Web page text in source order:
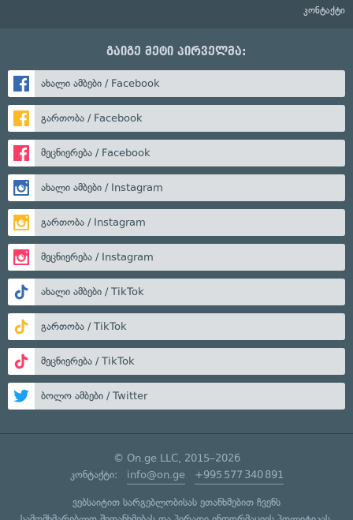
კონტაქტი
გაიგე მეტი პირველმა:
ახალი ამბები / Facebook
გართობა / Facebook
მეცნიერება / Facebook
ახალი ამბები / Instagram
გართობა / Instagram
მეცნიერება / Instagram
ახალი ამბები / TikTok
გართობა / TikTok
მეცნიერება / TikTok
ბოლო ამბები / Twitter
© On.ge LLC, 2015–2026
კონტაქტი: info@on.ge +995 577 340 891
ვებსაიტით სარგებლობისას ეთანხმებით ჩვენს